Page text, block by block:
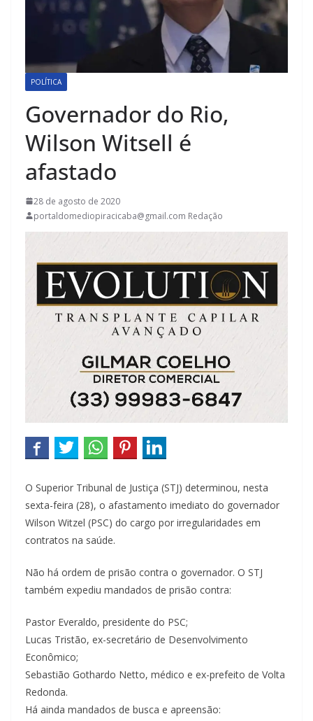
POLÍTICA
Governador do Rio,
Wilson Witsell é
afastado
28 de agosto de 2020
portaldomediopiracicaba@gmail.com Redação
O Superior Tribunal de Justiça (STJ) determinou, nesta
sexta-feira (28), o afastamento imediato do governador
Wilson Witzel (PSC) do cargo por irregularidades em
contratos na saúde.
Não há ordem de prisão contra o governador. O STJ
também expediu mandados de prisão contra:
Pastor Everaldo, presidente do PSC;
Lucas Tristão, ex-secretário de Desenvolvimento
Econômico;
Sebastião Gothardo Netto, médico e ex-prefeito de Volta
Redonda.
Há ainda mandados de busca e apreensão: